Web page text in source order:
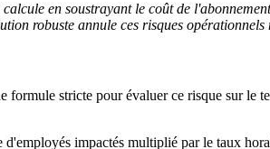
en soustrayant le coût de
robuste annule ces risques opérationnels
stricte pour évaluer ce risque sur le
impactés multiplié par le taux